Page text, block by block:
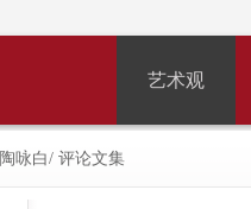
艺术观
陶咏白/ 评论文集